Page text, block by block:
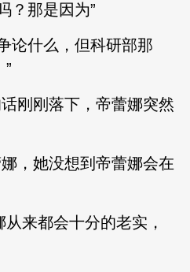
？那是因为”
论什么，但科研部那
刚刚落下，帝蕾娜突然
，她没想到帝蕾娜会在
来都会十分的老实，